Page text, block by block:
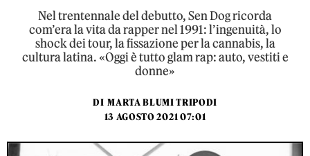
Nel trentennale del debutto, Sen Dog ricorda
com’era la vita da rapper nel 1991: l’ingenuità, lo
shock dei tour, la fissazione per la cannabis, la
cultura latina. «Oggi è tutto glam rap: auto, vestiti e
donne»
DI MARTA BLUMI TRIPODI
13 AGOSTO 2021 07:01